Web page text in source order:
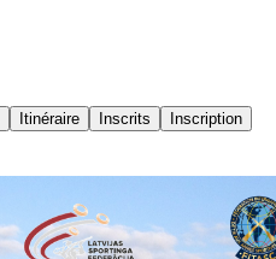
Itinéraire Inscrits
Inscription